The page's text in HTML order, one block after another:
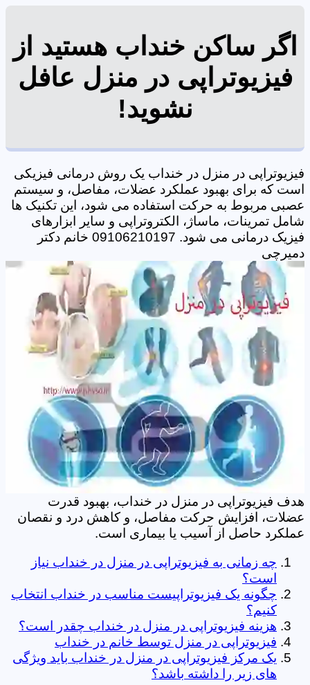
اگر ساکن خنداب هستید از
فیزیوتراپی در منزل عافل
نشوید!
فیزیوتراپی در منزل در خنداب یک روش درمانی فیزیکی
است که برای بهبود عملکرد عضلات، مفاصل، و سیستم
عصبی مربوط به حرکت استفاده می شود، این تکنیک ها
شامل تمرینات، ماساژ، الکتروتراپی و سایر ابزارهای
فیزیک درمانی می شود. 09106210197 خانم دکتر
دمیرچی
هدف فیزیوتراپی در منزل در خنداب، بهبود قدرت
عضلات، افزایش حرکت مفاصل، و کاهش درد و نقصان
عملکرد حاصل از آسیب یا بیماری است.
چه زمانی به فیزیوتراپی در منزل در خنداب نیاز
است؟
چگونه یک فیزیوتراپیست مناسب در خنداب انتخاب
کنیم؟
هزینه فیزیوتراپی در منزل در خنداب چقدر است؟
فیزیوتراپی در منزل توسط خانم در خنداب
یک مرکز فیزیوتراپی در منزل در خنداب باید ویژگی
های زیر را داشته باشد؟